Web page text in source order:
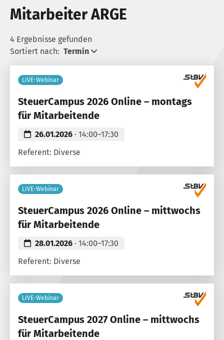
Mitarbeiter ARGE
4 Ergebnisse gefunden
Sortiert nach: Termin
LIVE-Webinar
SteuerCampus 2026 Online – montags
für Mitarbeitende
26.01.2026 · 14:00–17:30
Referent: Diverse
LIVE-Webinar
SteuerCampus 2026 Online – mittwochs
für Mitarbeitende
28.01.2026 · 14:00–17:30
Referent: Diverse
LIVE-Webinar
SteuerCampus 2027 Online – mittwochs
für Mitarbeitende